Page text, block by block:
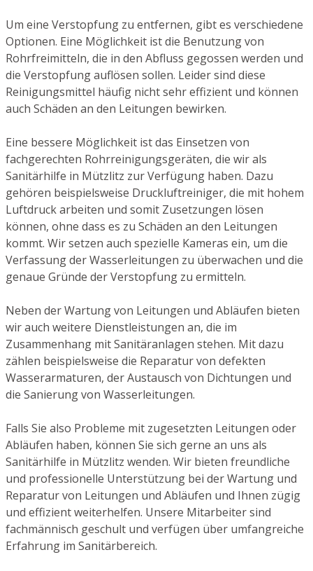
Um eine Verstopfung zu entfernen, gibt es verschiedene
Optionen. Eine Möglichkeit ist die Benutzung von
Rohrfreimitteln, die in den Abfluss gegossen werden und
die Verstopfung auflösen sollen. Leider sind diese
Reinigungsmittel häufig nicht sehr effizient und können
auch Schäden an den Leitungen bewirken.
Eine bessere Möglichkeit ist das Einsetzen von
fachgerechten Rohrreinigungsgeräten, die wir als
Sanitärhilfe in Mützlitz zur Verfügung haben. Dazu
gehören beispielsweise Druckluftreiniger, die mit hohem
Luftdruck arbeiten und somit Zusetzungen lösen
können, ohne dass es zu Schäden an den Leitungen
kommt. Wir setzen auch spezielle Kameras ein, um die
Verfassung der Wasserleitungen zu überwachen und die
genaue Gründe der Verstopfung zu ermitteln.
Neben der Wartung von Leitungen und Abläufen bieten
wir auch weitere Dienstleistungen an, die im
Zusammenhang mit Sanitäranlagen stehen. Mit dazu
zählen beispielsweise die Reparatur von defekten
Wasserarmaturen, der Austausch von Dichtungen und
die Sanierung von Wasserleitungen.
Falls Sie also Probleme mit zugesetzten Leitungen oder
Abläufen haben, können Sie sich gerne an uns als
Sanitärhilfe in Mützlitz wenden. Wir bieten freundliche
und professionelle Unterstützung bei der Wartung und
Reparatur von Leitungen und Abläufen und Ihnen zügig
und effizient weiterhelfen. Unsere Mitarbeiter sind
fachmännisch geschult und verfügen über umfangreiche
Erfahrung im Sanitärbereich.